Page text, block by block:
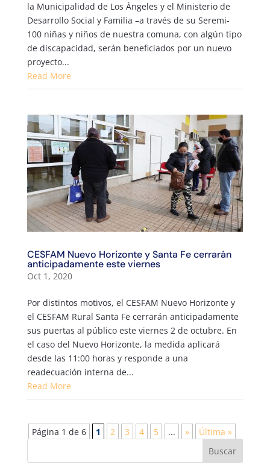
la Municipalidad de Los Ángeles y el Ministerio de
Desarrollo Social y Familia –a través de su Seremi-
100 niñas y niños de nuestra comuna, con algún tipo
de discapacidad, serán beneficiados por un nuevo
proyecto...
Read More
CESFAM Nuevo Horizonte y Santa Fe cerrarán
anticipadamente este viernes
Oct 1, 2020
Por distintos motivos, el CESFAM Nuevo Horizonte y
el CESFAM Rural Santa Fe cerrarán anticipadamente
sus puertas al público este viernes 2 de octubre. En
el caso del Nuevo Horizonte, la medida aplicará
desde las 11:00 horas y responde a una
readecuación interna de...
Read More
Página 1 de 6 1 2 3 4 5 ... » Última »